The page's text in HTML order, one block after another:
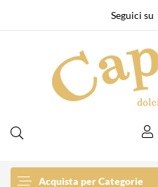
Seguici su
Acquista per Categorie